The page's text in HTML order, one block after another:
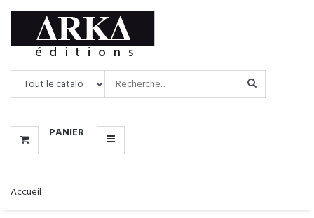
PANIER
CATALOGUE
MENU
Accueil